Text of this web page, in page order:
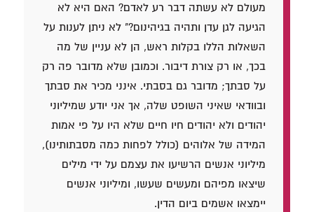
מעולם לא עשתה דבר רע לאדם? האם היא לא
הגיעה לגן עדן ותהיה בגיהינום?" לא ניתן לענות על
השאלות הללו בקלות ראש, הן לא עניין של מה
בכך, או רק צורת דיבור. וכמובן שלא מדובר פה רק
על סבתך; מדובר גם בסבתי. אינני מכיר את סבתך
ובוודאי שאיני השופט שלה, אך אני יודע שמיליוני
יהודים ולא יהודים חיו חיים שלא היו על פי אמות
המידה של אלוהים (כולל לפחות כמה מסבתותינו),
מיליוני אנשים הרשיעו את עצמם על ידי מילים
שיצאו מפיהם ומעשים שעשו, ומיליוני אנשים
יימצאו אשמים ביום הדין.